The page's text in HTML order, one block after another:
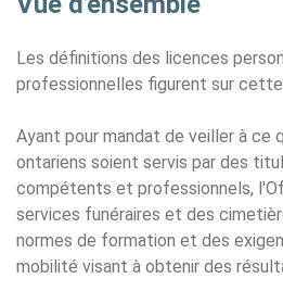
Les définitions des licences
professionnelles figurent sur cette
Ayant pour mandat de veiller à ce
ontariens soient servis par des
compétents et professionnels,
services funéraires et des
normes de formation et des
mobilité visant à obtenir des